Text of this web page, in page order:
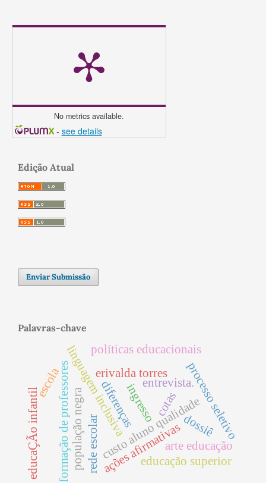
No metrics available.
- see details
Edição Atual
Enviar Submissão
Palavras-chave
linguagem inclusivacusto aluno qualidade
erivalda torres
ações afirmativas
cotas processo seletivo
ingresso
políticas educacionais
entrevista.
arte educação
formação de professorespopulação negra educação superior
rede escolar
escola diferenças
educaÇÃo infantil dossiê